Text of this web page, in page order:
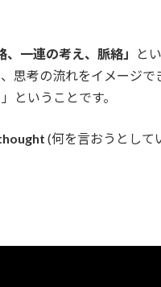
、一連の考え、脈絡」
と
思考の流れをイメージで
ということです。
(何を言おうとして